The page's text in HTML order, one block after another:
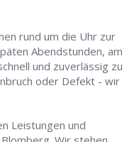
rund um die Uhr zur
Abendstunden, am
und zuverlässig zu
oder Defekt - wir
Leistungen und